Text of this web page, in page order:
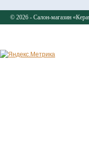
© 2026 - Салон-магазин